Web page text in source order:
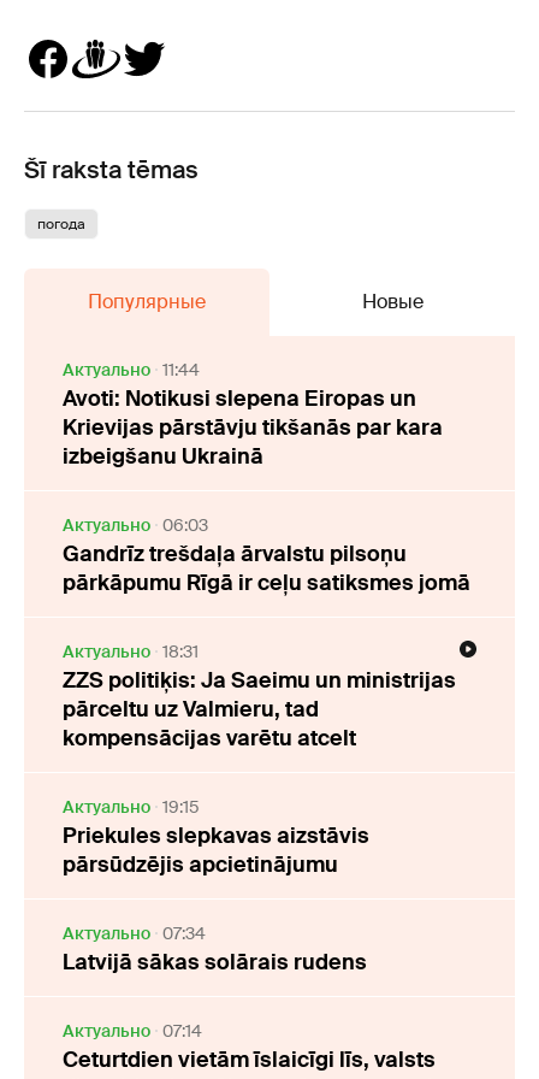
Šī raksta tēmas
погода
Популярные Новые
Актуально 11:44
Avoti: Notikusi slepena Eiropas un
Krievijas pārstāvju tikšanās par kara
izbeigšanu Ukrainā
Актуально 06:03
Gandrīz trešdaļa ārvalstu pilsoņu
pārkāpumu Rīgā ir ceļu satiksmes jomā
Актуально 18:31
ZZS politiķis: Ja Saeimu un ministrijas
pārceltu uz Valmieru, tad
kompensācijas varētu atcelt
Актуально 19:15
Priekules slepkavas aizstāvis
pārsūdzējis apcietinājumu
Актуально 07:34
Latvijā sākas solārais rudens
Актуально 07:14
Ceturtdien vietām īslaicīgi līs, valsts